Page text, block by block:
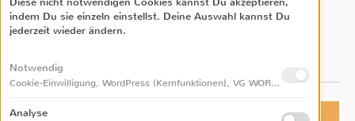
Frage? Antwort in Sekunden → Stillkinder-
indem Du sie einzeln einstellst. Deine Auswahl kannst Du
jederzeit wieder ändern.
Notwendig
Cookie-Einwilligung, WordPress (Kernfunktionen), VG WORT Zählmarken
Analyse